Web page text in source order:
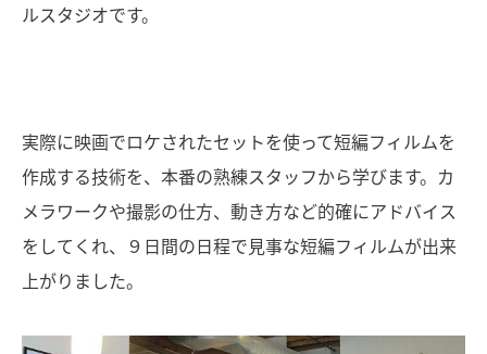
ルスタジオです。
実際に映画でロケされたセットを使って短編フィルムを
作成する技術を、本番の熟練スタッフから学びます。カ
メラワークや撮影の仕方、動き方など的確にアドバイス
をしてくれ、９日間の日程で見事な短編フィルムが出来
上がりました。